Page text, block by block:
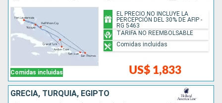
Comidas incluidas US$ 1,833
EL PRECIO NO INCLUYE LA
PERCEPCIÓN DEL 30% DE AFIP -
RG 5463
TARIFA NO REEMBOLSABLE
Comidas incluidas
GRECIA, TURQUÍA, EGIPTO